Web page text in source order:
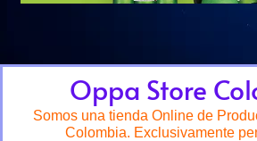
Oppa Store
Somos una tienda Online de
Colombia. Exclusivamente